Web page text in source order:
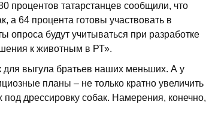
процентов татарстанцев сообщили, что
а 64 процента готовы участвовать в
опроса будут учитываться при разработке
к животным в РТ».
для выгула братьев наших меньших. А у
планы – не только кратно увеличить
под дрессировку собак. Намерения, конечно,